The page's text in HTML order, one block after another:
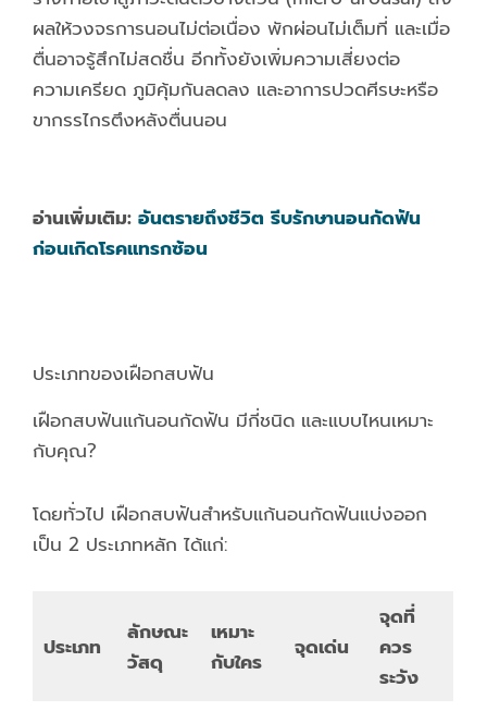
ผลให้วงจรการนอนไม่ต่อเนื่อง พักผ่อนไม่เต็มที่ และเมื่อ
ตื่นอาจรู้สึกไม่สดชื่น อีกทั้งยังเพิ่มความเสี่ยงต่อ
ความเครียด ภูมิคุ้มกันลดลง และอาการปวดศีรษะหรือ
ขากรรไกรตึงหลังตื่นนอน
อ่านเพิ่มเติม: อันตรายถึงชีวิต รีบรักษานอนกัดฟัน
ก่อนเกิดโรคแทรกซ้อน
ประเภทของเฝือกสบฟัน
เฝือกสบฟันแก้นอนกัดฟัน มีกี่ชนิด และแบบไหนเหมาะ
กับคุณ?
โดยทั่วไป เฝือกสบฟันสำหรับแก้นอนกัดฟันแบ่งออก
เป็น 2 ประเภทหลัก ได้แก่:
ประเภท
ลักษณะ
วัสดุ
เหมาะ
กับใคร
จุดเด่น
จุดที่
ควร
ระวัง